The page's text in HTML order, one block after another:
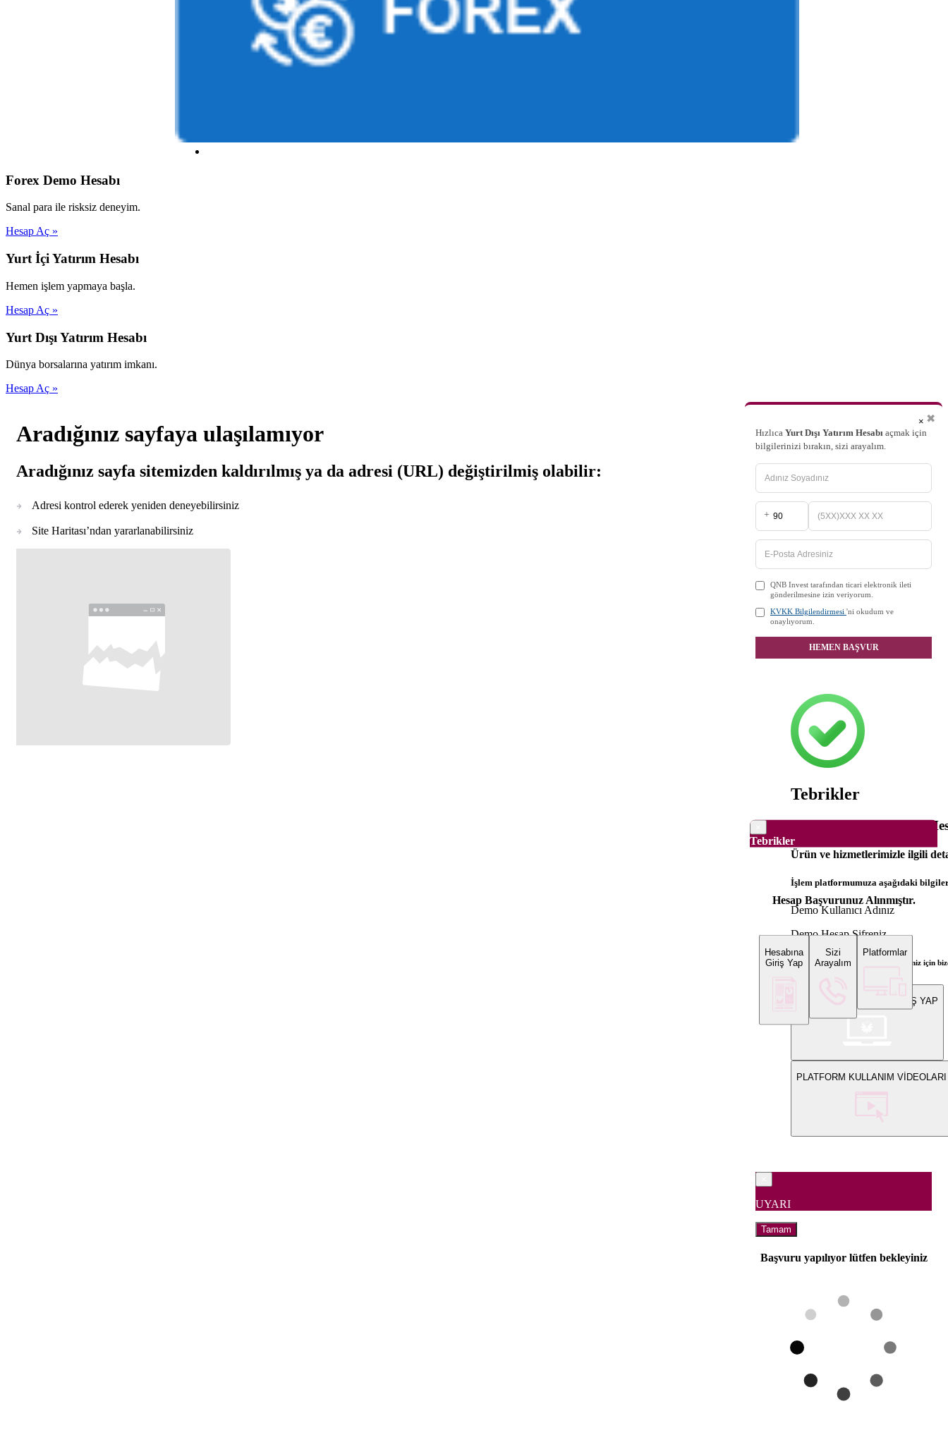
Forex Demo Hesabı
Sanal para ile risksiz deneyim.
Hesap Aç »
Yurt İçi Yatırım Hesabı
Hemen işlem yapmaya başla.
Hesap Aç »
Yurt Dışı Yatırım Hesabı
Dünya borsalarına yatırım imkanı.
Hesap Aç »
Aradığınız sayfaya ulaşılamıyor
Aradığınız sayfa sitemizden kaldırılmış ya da adresi (URL) değiştirilmiş olabilir:
Adresi kontrol ederek yeniden deneyebilirsiniz
Site Haritası’ndan yararlanabilirsiniz
✖
Hızlıca Yurt Dışı Yatırım Hesabı açmak için
bilgilerinizi bırakın, sizi arayalım.
+
QNB Invest tarafından ticari elektronik ileti
gönderilmesine izin veriyorum.
KVKK Bilgilendirmesi 'ni okudum ve
onaylıyorum.
HEMEN BAŞVUR
Tebrikler
Hesap Başvurunuz Alınmıştır.
Hesabına
Giriş Yap
Sizi
Arayalım
Platformlar
×
Tebrikler
Dünya Borsaları Demo
Ürün ve hizmetlerimizle ilgili
İşlem platformumuza aşağıdaki
Demo Kullanıcı Adınız
Demo Hesap Şifreniz
Bilgi ve gerçek hesap açılış talepleriniz için
WEB PLATFORMUNA GİRİŞ YAP
PLATFORM KULLANIM VİDEOLARI
UYARI
Tamam
Başvuru yapılıyor lütfen bekleyiniz